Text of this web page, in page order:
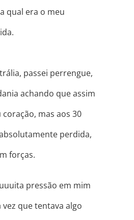
qual era o meu
passei perrengue,
achando que assim
mas aos 30
perdida,
forças.
pressão em mim
que tentava algo